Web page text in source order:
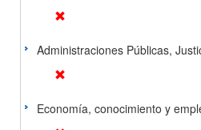
Administraciones Públicas,
Economía, conocimiento y